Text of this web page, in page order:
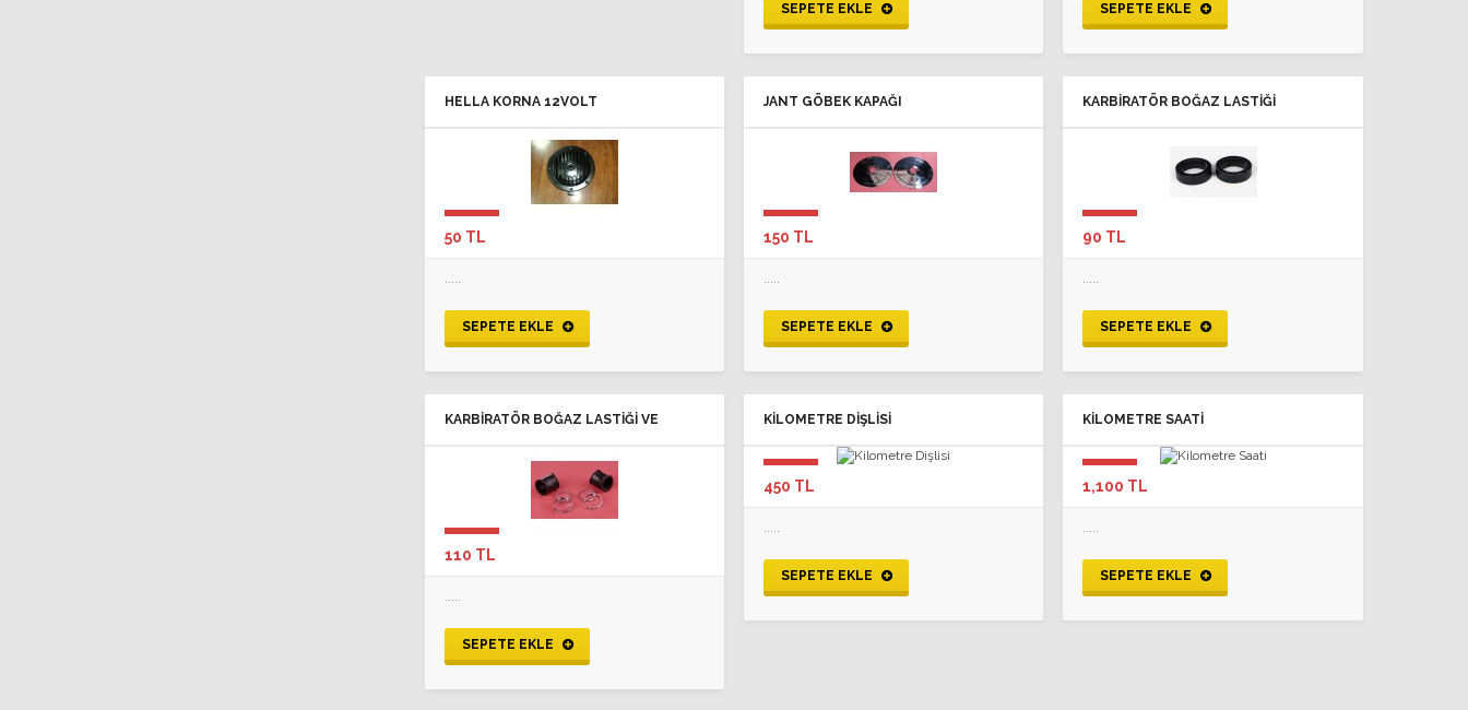
SEPETE EKLE SEPETE EKLE
HELLA KORNA 12VOLT
50 TL
.....
SEPETE EKLE
JANT GÖBEK KAPAĞI
150 TL
.....
SEPETE EKLE
KARBIRATÖR BOĞAZ LASTIĞI
90 TL
.....
SEPETE EKLE
KARBIRATÖR BOĞAZ LASTIĞI VE
110 TL
.....
SEPETE EKLE
KILOMETRE DIŞLISI
450 TL
.....
SEPETE EKLE
KILOMETRE SAATI
1,100 TL
.....
SEPETE EKLE